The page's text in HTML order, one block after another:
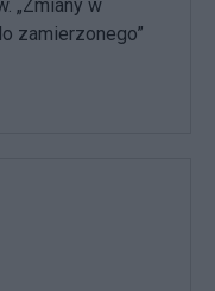
„Zmiany w
zamierzonego”